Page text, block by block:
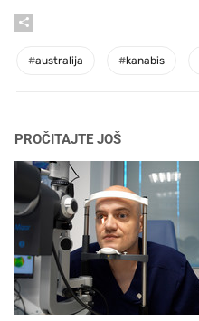
#australija #kanabis
PROČITAJTE JOŠ